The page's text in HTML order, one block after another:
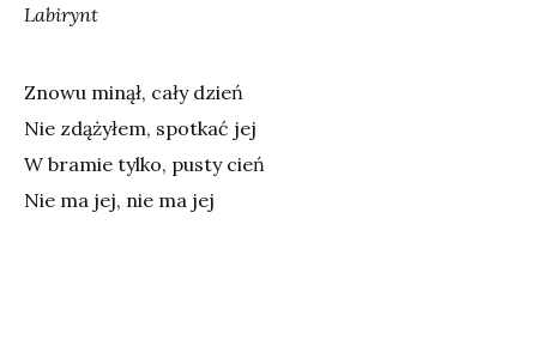
Labirynt
Znowu minął, cały dzień
Nie zdążyłem, spotkać jej
W bramie tylko, pusty cień
Nie ma jej, nie ma jej